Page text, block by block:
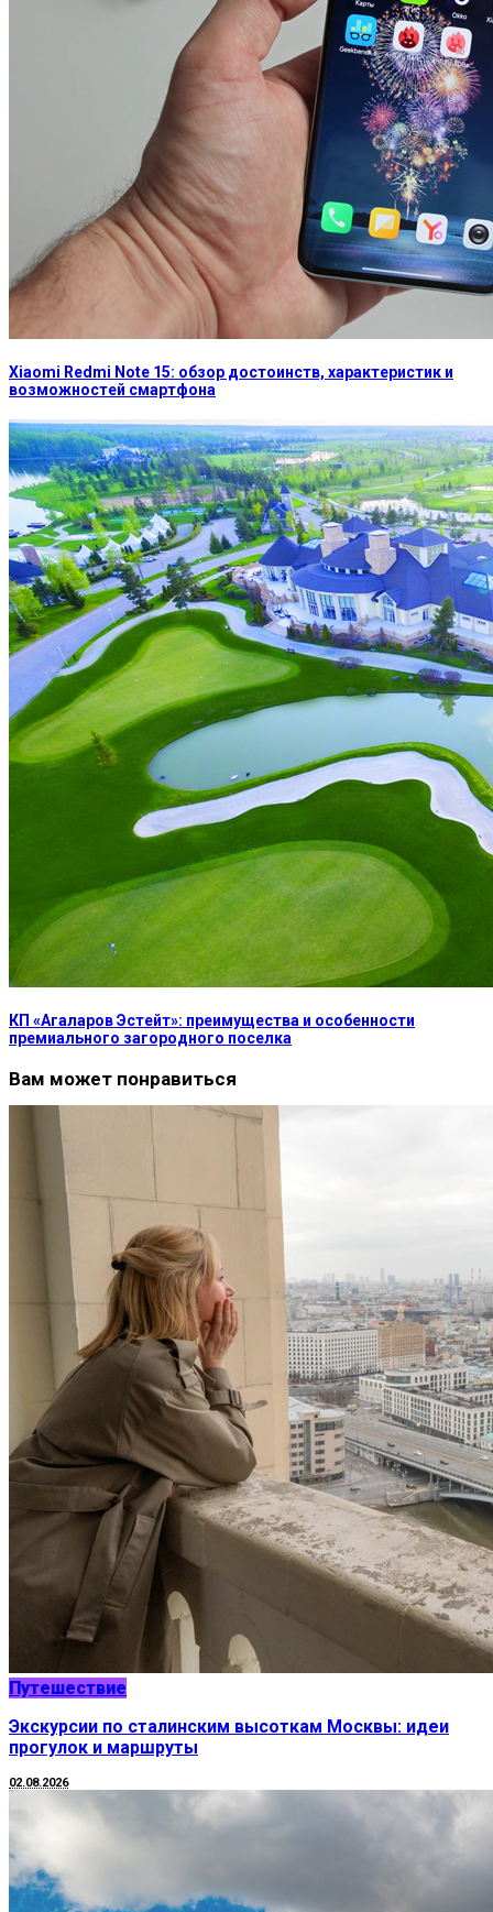
Xiaomi Redmi Note 15: обзор достоинств, характеристик и
возможностей смартфона
КП «Агаларов Эстейт»: преимущества и особенности
премиального загородного поселка
Вам может понравиться
Путешествие
Экскурсии по сталинским высоткам Москвы: идеи
прогулок и маршруты
02.08.2026